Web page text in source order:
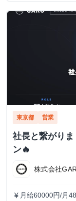
東京都 営業
社長と繋がり
ン🔥
株式会社
currency_yen 月給60000円/月